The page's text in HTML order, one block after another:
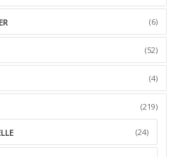
(6)
(52)
(4)
(219)
(24)